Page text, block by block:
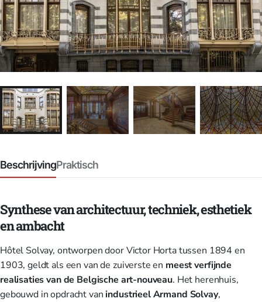
BeschrijvingPraktisch
Synthese van architectuur, techniek, esthetiek
en ambacht
Hôtel Solvay, ontworpen door Victor Horta tussen 1894 en
1903, geldt als een van de zuiverste en meest verfijnde
realisaties van de Belgische art-nouveau. Het herenhuis,
gebouwd in opdracht van industrieel Armand Solvay,